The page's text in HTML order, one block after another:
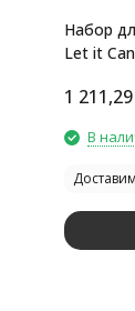
Набор
Let it
1 211,29
В